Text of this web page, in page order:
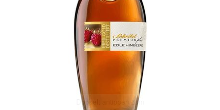
Doppelt antippen zum